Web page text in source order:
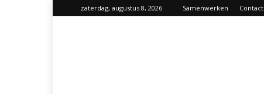
zaterdag, augustus 8, 2026 Samenwerken Contact